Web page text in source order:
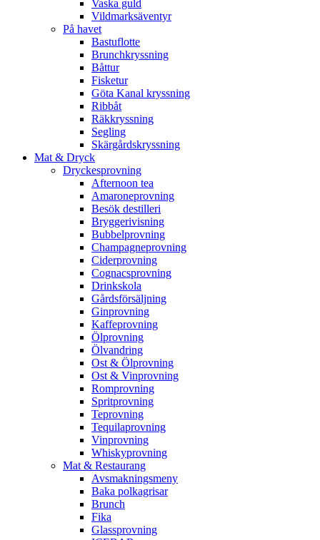
Vaska guld
Vildmarksäventyr
På havet
Bastuflotte
Brunchkryssning
Båttur
Fisketur
Göta Kanal kryssning
Ribbåt
Räkkryssning
Segling
Skärgårdskryssning
Mat & Dryck
Dryckesprovning
Afternoon tea
Amaroneprovning
Besök destilleri
Bryggerivisning
Bubbelprovning
Champagneprovning
Ciderprovning
Cognacsprovning
Drinkskola
Gårdsförsäljning
Ginprovning
Kaffeprovning
Ölprovning
Ölvandring
Ost & Ölprovning
Ost & Vinprovning
Romprovning
Spritprovning
Teprovning
Tequilaprovning
Vinprovning
Whiskyprovning
Mat & Restaurang
Avsmakningsmeny
Baka polkagrisar
Brunch
Fika
Glassprovning